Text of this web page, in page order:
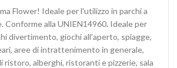
Flower! Ideale per l'utilizzo in parchi a
Conforme alla UNIEN14960. Ideale per
divertimento, giochi all'aperto, spiagge,
aree di intrattenimento in generale,
ristoro, alberghi, ristoranti e pizzerie, sala